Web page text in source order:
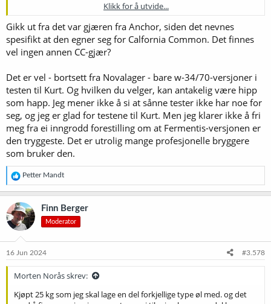
Bedre oversikt over varmgjæring av pils finner du neppe enn andre
steder enn denne tråden. I følge Kurt fungerte de fleste meget godt.
https://forum.norbrygg.no/threads/test-av-torrgjaer-for-
varmgjaering-av-lagere.45529/
Klikk for å utvide...
Gikk ut fra det var gjæren fra Anchor, siden det nevnes
spesifikt at den egner seg for Calfornia Common. Det finnes
vel ingen annen CC-gjær?
Det er vel - bortsett fra Novalager - bare w-34/70-versjoner i
testen til Kurt. Og hvilken du velger, kan antakelig være hipp
som happ. Jeg mener ikke å si at sånne tester ikke har noe for
seg, og jeg er glad for testene til Kurt. Men jeg klarer ikke å fri
meg fra ei inngrodd forestilling om at Fermentis-versjonen er
den tryggeste. Det er utrolig mange profesjonelle bryggere
som bruker den.
R
e
a
k
s
j
o
e
Petter Mandt
Finn Berger
Moderator
16 Jun 2024 #3.578
Morten Norås skrev:
Kjøpt 25 kg som jeg skal lage en del forkjellige type øl med. og det